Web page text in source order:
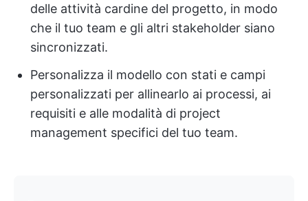
delle attività cardine del progetto, in modo
che il tuo team e gli altri stakeholder siano
sincronizzati.
Personalizza il modello con stati e campi
personalizzati per allinearlo ai processi, ai
requisiti e alle modalità di project
management specifici del tuo team.